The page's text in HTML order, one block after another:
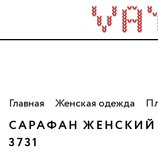
Трикотаж для всей семьи.
от 5 000
Главная Женская одежда
САРАФАН ЖЕНСКИЙ
3731